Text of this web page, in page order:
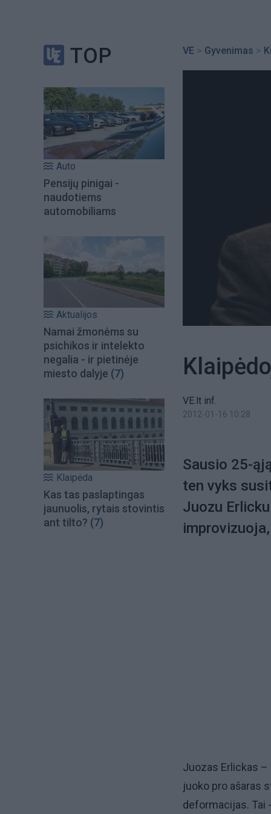
TOP
Auto
Pensijų pinigai -
naudotiems
automobiliams
Aktualijos
Namai žmonėms su
psichikos ir intelekto
negalia - ir pietinėje
miesto dalyje (7)
Klaipėda
Kas tas paslaptingas
jaunuolis, rytais stovintis
ant tilto? (7)
VE > Gyvenimas >
VE.lt inf.
2012-01-16 10:28
Sausio 25-
ten vyks
Juozu
Juozas Erlickas
juoko pro ašaras
deformacijas. Tai